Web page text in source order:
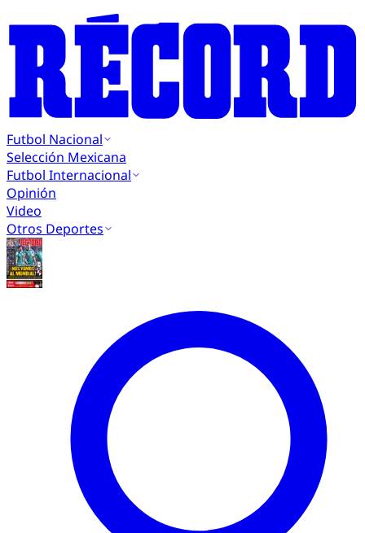
Futbol Nacional
Selección Mexicana
Futbol Internacional
Opinión
Video
Otros Deportes